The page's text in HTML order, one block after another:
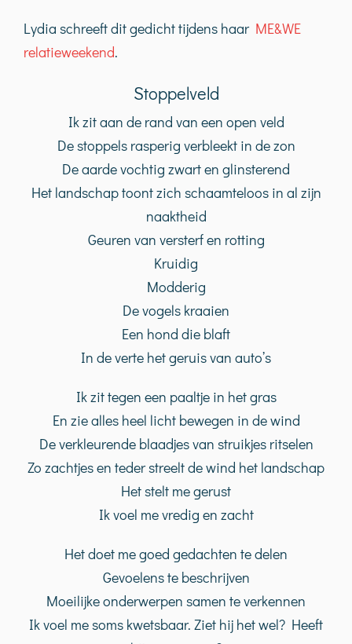
Lydia schreeft dit gedicht tijdens haar ME&WE
relatieweekend.
Stoppelveld
Ik zit aan de rand van een open veld
De stoppels rasperig verbleekt in de zon
De aarde vochtig zwart en glinsterend
Het landschap toont zich schaamteloos in al zijn
naaktheid
Geuren van versterf en rotting
Kruidig
Modderig
De vogels kraaien
Een hond die blaft
In de verte het geruis van auto’s
Ik zit tegen een paaltje in het gras
En zie alles heel licht bewegen in de wind
De verkleurende blaadjes van struikjes ritselen
Zo zachtjes en teder streelt de wind het landschap
Het stelt me gerust
Ik voel me vredig en zacht
Het doet me goed gedachten te delen
Gevoelens te beschrijven
Moeilijke onderwerpen samen te verkennen
Ik voel me soms kwetsbaar. Ziet hij het wel? Heeft